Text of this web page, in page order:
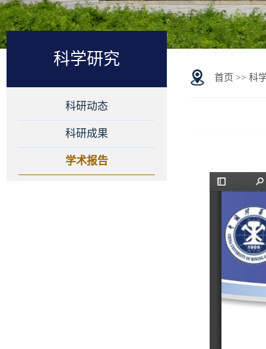
科学研究
科研动态
科研成果
学术报告
首页 >> 科